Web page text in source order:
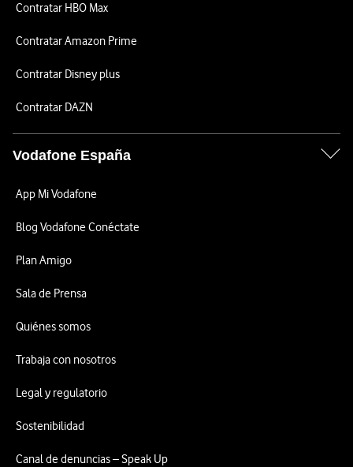
Contratar HBO Max
Contratar Amazon Prime
Contratar Disney plus
Contratar DAZN
Vodafone España
App Mi Vodafone
Blog Vodafone Conéctate
Plan Amigo
Sala de Prensa
Quiénes somos
Trabaja con nosotros
Legal y regulatorio
Sostenibilidad
Canal de denuncias – Speak Up